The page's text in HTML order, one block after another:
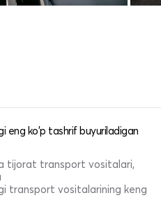
eng ko'p tashrif buyuriladigan
tijorat transport vositalari,
transport vositalarining keng